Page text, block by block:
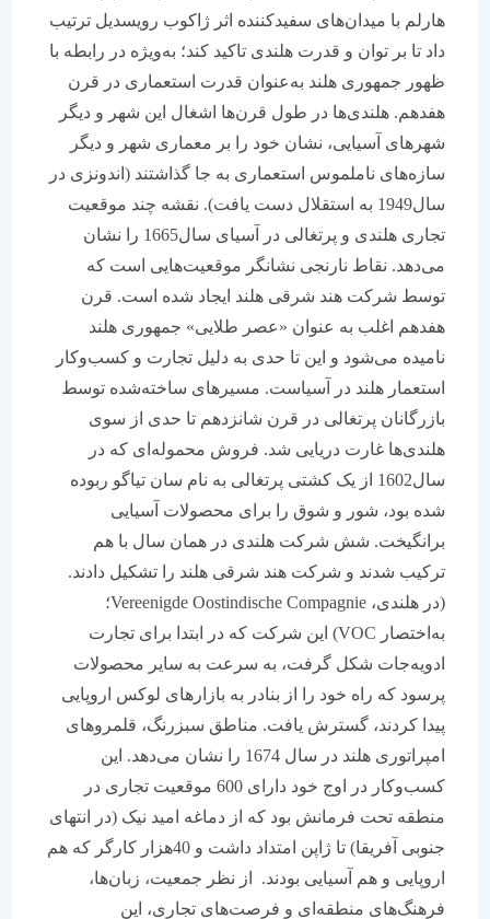
هارلم با میدان‌های سفیدکننده اثر ژاکوب رویسدیل ترتیب
داد تا بر توان و قدرت هلندی تاکید کند؛ به‌ویژه در رابطه با
ظهور جمهوری هلند به‌عنوان قدرت استعماری در قرن
هفدهم. هلندی‌ها در طول قرن‌ها اشغال این شهر و دیگر
شهرهای آسیایی، نشان خود را بر معماری شهر و دیگر
سازه‌های ناملموس استعماری به جا گذاشتند (اندونزی در
سال1949 به استقلال دست یافت). نقشه چند موقعیت
تجاری هلندی و پرتغالی در آسیای سال1665 را نشان
می‌دهد. نقاط نارنجی نشانگر موقعیت‌هایی است که
توسط شرکت هند شرقی هلند ایجاد شده است. قرن
هفدهم اغلب به عنوان «عصر طلایی» جمهوری هلند
نامیده می‌شود و این تا حدی به دلیل تجارت و کسب‌وکار
استعمار هلند در آسیاست. مسیرهای ساخته‌شده توسط
بازرگانان پرتغالی در قرن شانزدهم تا حدی از سوی
هلندی‌ها غارت دریایی شد. فروش محموله‌ای که در
سال1602 از یک کشتی پرتغالی به نام سان تیاگو ربوده
شده بود، شور و شوق را برای محصولات آسیایی
برانگیخت. شش شرکت هلندی در همان سال با هم
ترکیب شدند و شرکت هند شرقی هلند را تشکیل دادند.
(در هلندی، Vereenigde Oostindische Compagnie؛
به‌اختصار VOC) این شرکت که در ابتدا برای تجارت
ادویه‌جات شکل گرفت، به سرعت به سایر محصولات
پرسود که راه خود را از بنادر به بازارهای لوکس اروپایی
پیدا کردند، گسترش یافت. مناطق سبزرنگ، قلمروهای
امپراتوری هلند در سال 1674 را نشان می‌دهد. این
کسب‌وکار در اوج خود دارای 600 موقعیت تجاری در
منطقه تحت فرمانش بود که از دماغه امید نیک (در انتهای
جنوبی آفریقا) تا ژاپن امتداد داشت و 40هزار کارگر که هم
اروپایی و هم آسیایی بودند. از نظر جمعیت، زبان‌ها،
فرهنگ‌های منطقه‌ای و فرصت‌های تجاری، این